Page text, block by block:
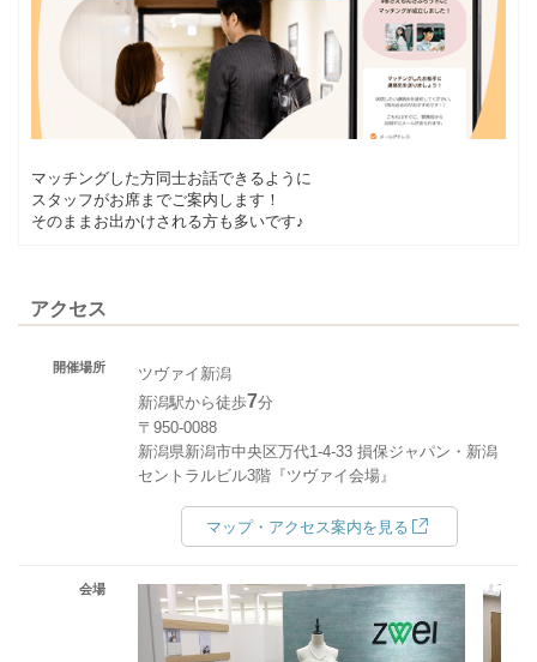
マッチングした方同士お話できるように
スタッフがお席までご案内します！
そのままお出かけされる方も多いです♪
アクセス
開催場所
ツヴァイ新潟
新潟駅から徒歩7分
〒950-0088
新潟県新潟市中央区万代1-4-33 損保ジャパン・新潟
セントラルビル3階『ツヴァイ会場』
マップ・アクセス案内を見る
会場